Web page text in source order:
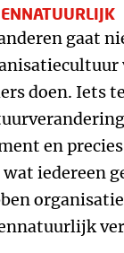
gaat
doen. Iets
en
wat iedereen